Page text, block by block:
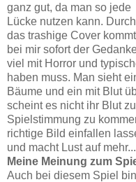
ganz gut, da man so jede
Lücke nutzen kann. Durch
das trashige Cover kommt
bei mir sofort der
viel mit Horror und
haben muss. Man sieht
Bäume und ein mit Blut
scheint es nicht ihr Blut
Spielstimmung zu
richtige Bild einfallen
und macht Lust auf mehr...
Meine Meinung zum
Auch bei diesem Spiel